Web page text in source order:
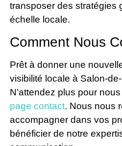
transposer des stratégies
échelle locale.
Comment Nous
Prêt à donner une
visibilité locale à Salon-
N’attendez plus pour
page contact. Nous nous
accompagner dans vos
bénéficier de notre